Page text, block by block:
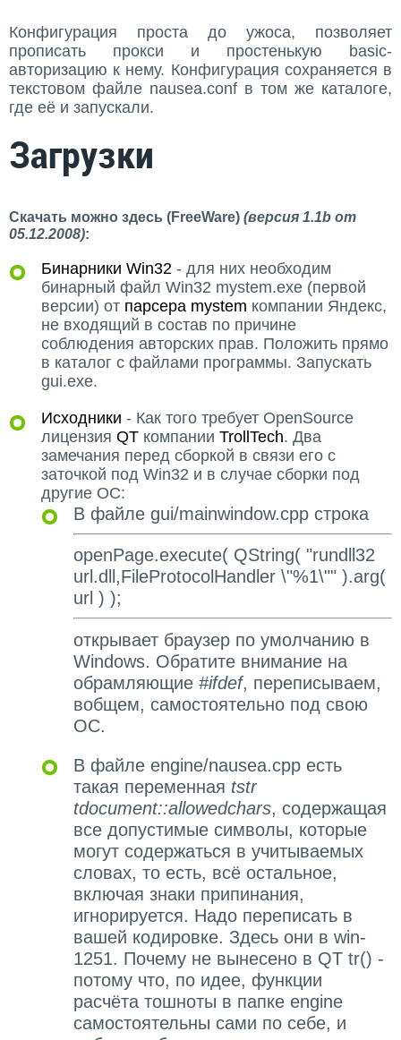
Конфигурация проста до ужоса, позволяет
прописать прокси и простенькую basic-
авторизацию к нему. Конфигурация сохраняется в
текстовом файле nausea.conf в том же каталоге,
где её и запускали.
Загрузки
Скачать можно здесь (FreeWare) (версия 1.1b от
05.12.2008):
Бинарники Win32 - для них необходим
бинарный файл Win32 mystem.exe (первой
версии) от парсера mystem компании Яндекс,
не входящий в состав по причине
соблюдения авторских прав. Положить прямо
в каталог с файлами программы. Запускать
gui.exe.
Исходники - Как того требует OpenSource
лицензия QT компании TrollTech. Два
замечания перед сборкой в связи его с
заточкой под Win32 и в случае сборки под
другие ОС:
В файле gui/mainwindow.cpp строка
openPage.execute( QString( "rundll32
url.dll,FileProtocolHandler \"%1\"" ).arg(
url ) );
открывает браузер по умолчанию в
Windows. Обратите внимание на
обрамляющие #ifdef, переписываем,
вобщем, самостоятельно под свою
ОС.
В файле engine/nausea.cpp есть
такая переменная tstr
tdocument::allowedchars, содержащая
все допустимые символы, которые
могут содержаться в учитываемых
словах, то есть, всё остальное,
включая знаки припинания,
игнорируется. Надо переписать в
вашей кодировке. Здесь они в win-
1251. Почему не вынесено в QT tr() -
потому что, по идее, функции
расчёта тошноты в папке engine
самостоятельны сами по себе, и